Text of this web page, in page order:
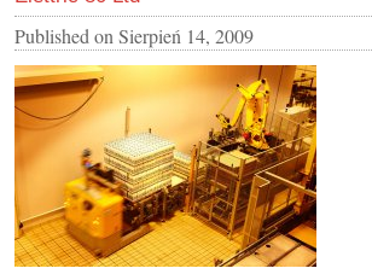
Published on Sierpień 14, 2009